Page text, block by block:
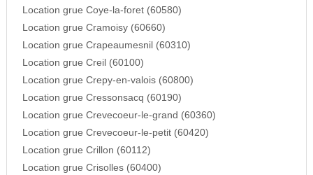
Location grue Coye-la-foret (60580)
Location grue Cramoisy (60660)
Location grue Crapeaumesnil (60310)
Location grue Creil (60100)
Location grue Crepy-en-valois (60800)
Location grue Cressonsacq (60190)
Location grue Crevecoeur-le-grand (60360)
Location grue Crevecoeur-le-petit (60420)
Location grue Crillon (60112)
Location grue Crisolles (60400)